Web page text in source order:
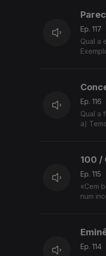
Ep. 117
Qual a
Ep. 116
Qual a
a)
100 /
Ep. 115
«Cem
num
Ep. 114